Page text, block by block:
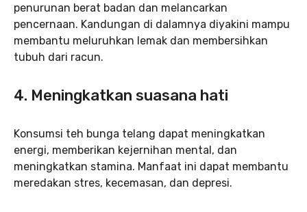
penurunan berat badan dan melancarkan
pencernaan. Kandungan di dalamnya diyakini mampu
membantu meluruhkan lemak dan membersihkan
tubuh dari racun.
4. Meningkatkan suasana hati
Konsumsi teh bunga telang dapat meningkatkan
energi, memberikan kejernihan mental, dan
meningkatkan stamina. Manfaat ini dapat membantu
meredakan stres, kecemasan, dan depresi.